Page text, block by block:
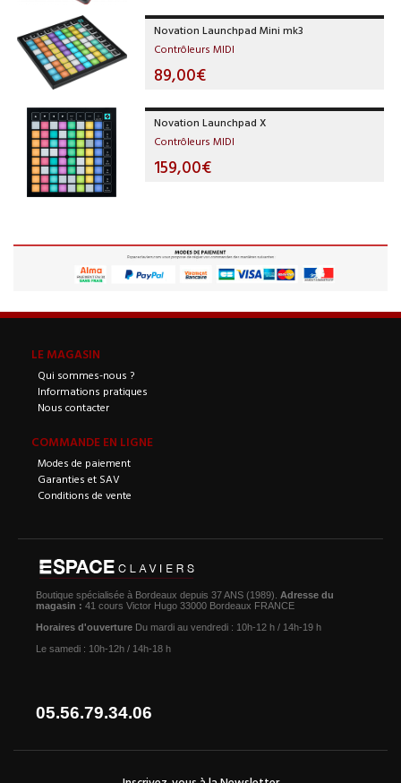
Novation Launchpad Mini mk3
Contrôleurs MIDI
89,00€
Novation Launchpad X
Contrôleurs MIDI
159,00€
LE MAGASIN
Qui sommes-nous ?
Informations pratiques
Nous contacter
COMMANDE EN LIGNE
Modes de paiement
Garanties et SAV
Conditions de vente
Boutique spécialisée à Bordeaux depuis 37 ANS (1989). Adresse du
magasin : 41 cours Victor Hugo 33000 Bordeaux FRANCE
Horaires d'ouverture Du mardi au vendredi : 10h-12 h / 14h-19 h
Le samedi : 10h-12h / 14h-18 h
05.56.79.34.06